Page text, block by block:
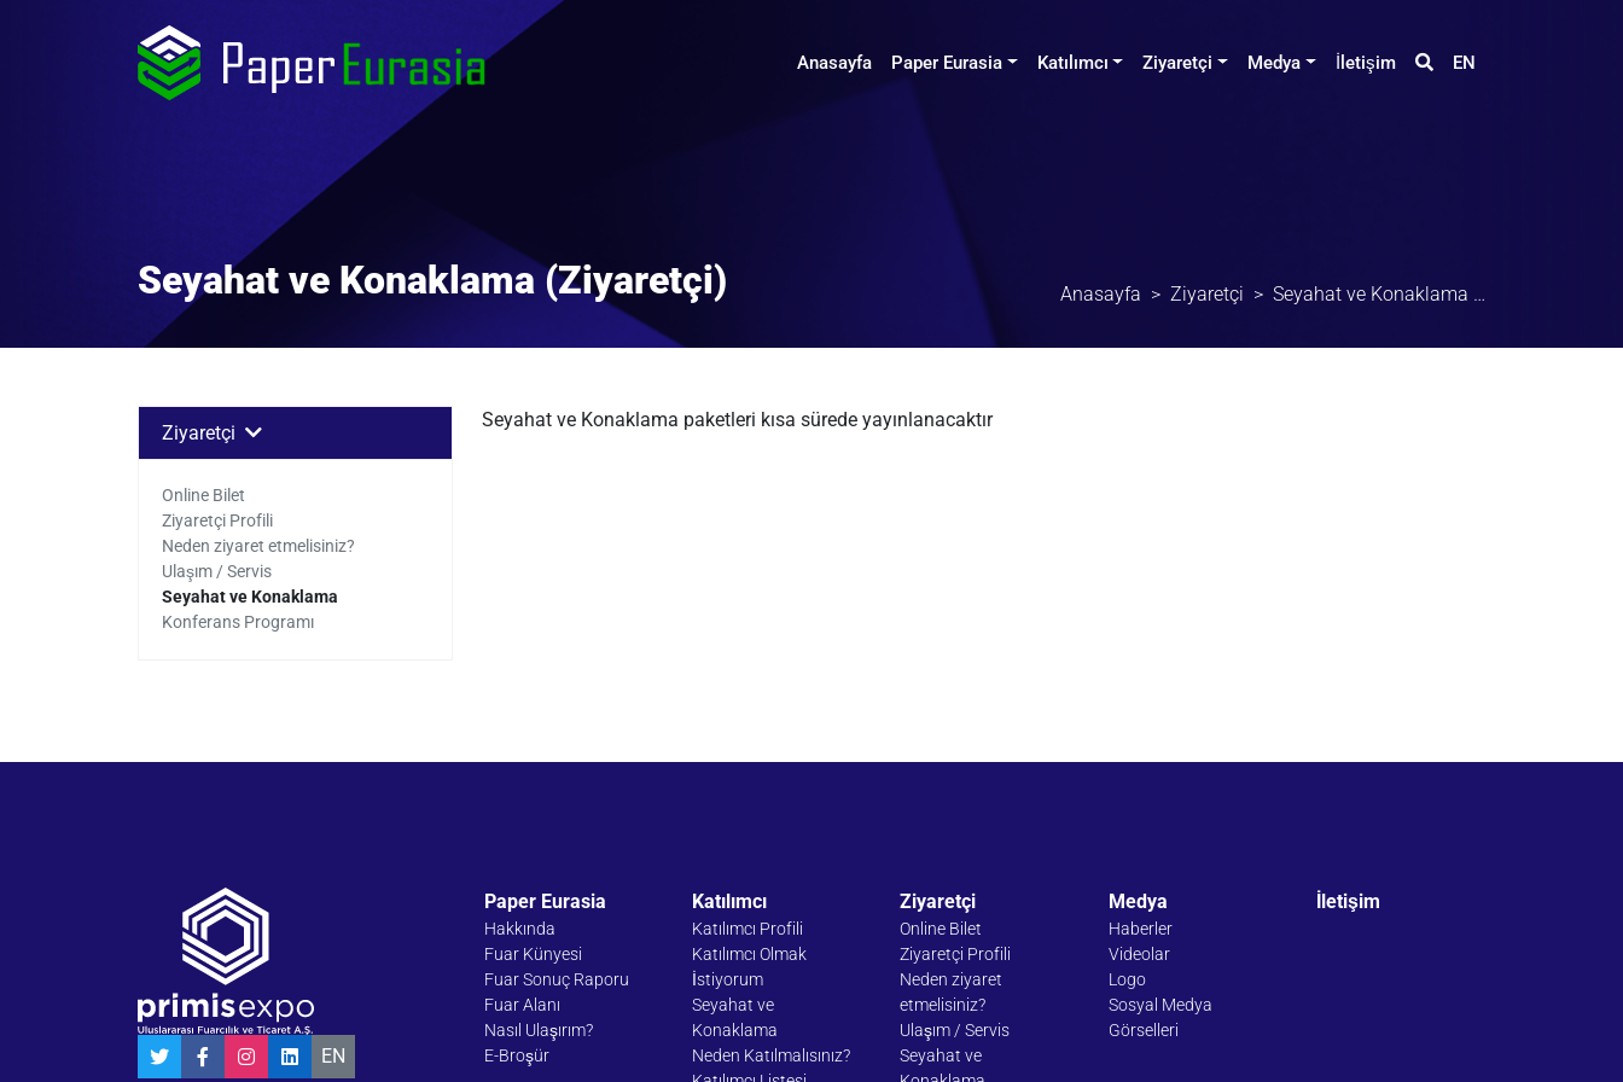
Anasayfa Paper Eurasia Katılımcı Ziyaretçi Medya İletişim EN
Seyahat ve Konaklama (Ziyaretçi) Anasayfa Ziyaretçi Seyahat ve Konaklama (Ziyaretçi)
Ziyaretçi
Online Bilet
Ziyaretçi Profili
Neden ziyaret etmelisiniz?
Ulaşım / Servis
Seyahat ve Konaklama
Konferans Programı
Seyahat ve Konaklama paketleri kısa sürede yayınlanacaktır
EN
Paper Eurasia
Hakkında
Fuar Künyesi
Fuar Sonuç Raporu
Fuar Alanı
Nasıl Ulaşırım?
E-Broşür
Katılımcı
Katılımcı Profili
Katılımcı Olmak
İstiyorum
Seyahat ve
Konaklama
Neden Katılmalısınız?
Ziyaretçi
Online Bilet
Ziyaretçi Profili
Neden ziyaret
etmelisiniz?
Ulaşım / Servis
Seyahat ve
Medya
Haberler
Videolar
Logo
Sosyal Medya
Görselleri
İletişim